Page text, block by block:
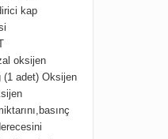
kap
oksijen
(1 adet) Oksijen